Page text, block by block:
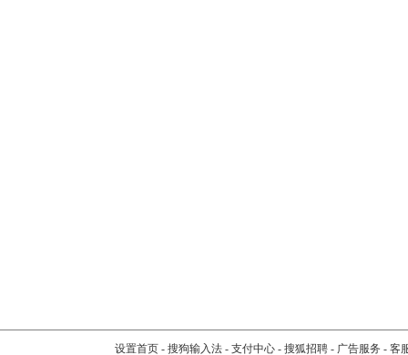
设置首页- 搜狗输入法- 支付中心- 搜狐招聘- 广告服务 - 客